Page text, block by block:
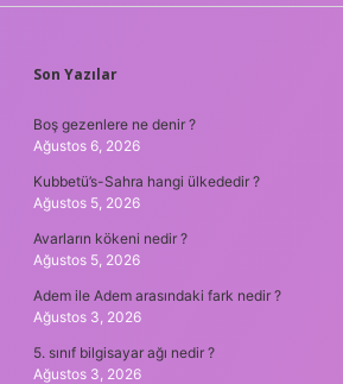
SIDEBAR
Son Yazılar
Boş gezenlere ne denir ?
Ağustos 6, 2026
Kubbetü’s-Sahra hangi ülkededir ?
Ağustos 5, 2026
Avarların kökeni nedir ?
Ağustos 5, 2026
Adem ile Adem arasındaki fark nedir ?
Ağustos 3, 2026
5. sınıf bilgisayar ağı nedir ?
Ağustos 3, 2026